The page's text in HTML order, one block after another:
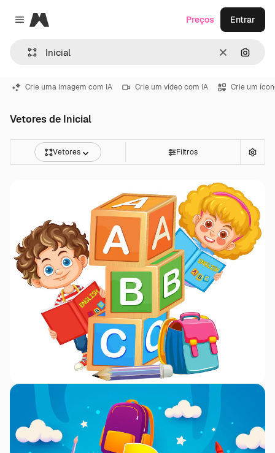
Close menu
Magnific
Limpar
Preços Entrar
Crie uma imagem com IA Crie um vídeo com IA Crie um
Vetores de Inicial
Vetores Filtros